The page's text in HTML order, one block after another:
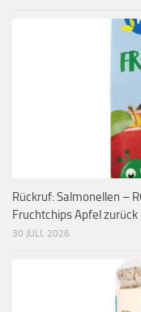
Rückruf: Salmonellen –
Fruchtchips Apfel zurück
30 JULI, 2026